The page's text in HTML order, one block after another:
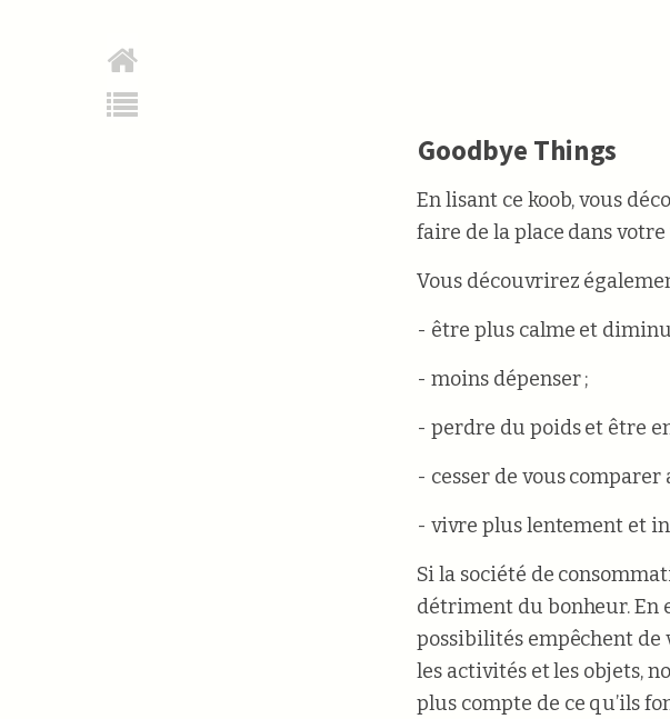
Goodbye Things
En lisant ce koob, vous
faire de la place dans votre
Vous découvrirez
- être plus calme et
- moins dépenser ;
- perdre du poids et être
- cesser de vous comparer
- vivre plus lentement et
Si la société de
détriment du bonheur. En
possibilités empêchent
les activités et les objets,
plus compte de ce qu’ils